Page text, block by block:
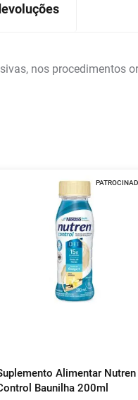
nos procedimentos
Alimentar Nutren
Baunilha 200ml